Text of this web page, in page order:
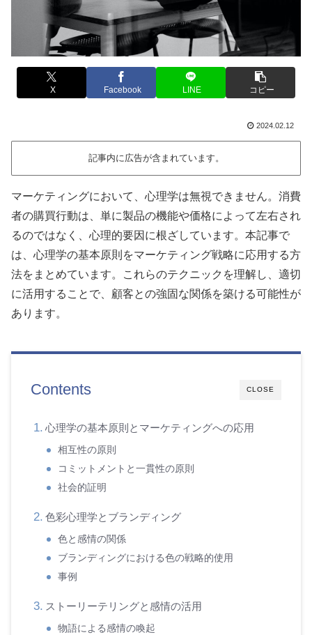
X Facebook LINE コピー
2024.02.12
記事内に広告が含まれています。
マーケティングにおいて、心理学は無視できません。消費
者の購買行動は、単に製品の機能や価格によって左右され
るのではなく、心理的要因に根ざしています。本記事で
は、心理学の基本原則をマーケティング戦略に応用する方
法をまとめています。これらのテクニックを理解し、適切
に活用することで、顧客との強固な関係を築ける可能性が
あります。
CLOSE
Contents
心理学の基本原則とマーケティングへの応用
相互性の原則
コミットメントと一貫性の原則
社会的証明
色彩心理学とブランディング
色と感情の関係
ブランディングにおける色の戦略的使用
事例
ストーリーテリングと感情の活用
物語による感情の喚起